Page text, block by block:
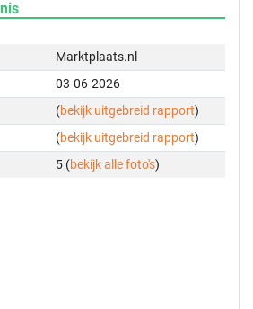
Marktplaats.nl
03-06-2026
(bekijk uitgebreid rapport)
(bekijk uitgebreid rapport)
5 (bekijk alle foto's)